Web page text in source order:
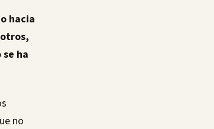
hacia
ha
no